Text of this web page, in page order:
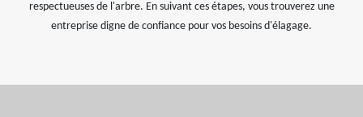
respectueuses de l'arbre. En suivant ces étapes, vous trouverez une
entreprise digne de confiance pour vos besoins d'élagage.